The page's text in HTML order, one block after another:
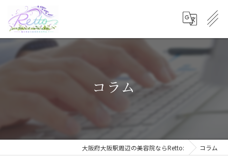
コラム
大阪府大阪駅周辺の美容院ならRetto: コラム